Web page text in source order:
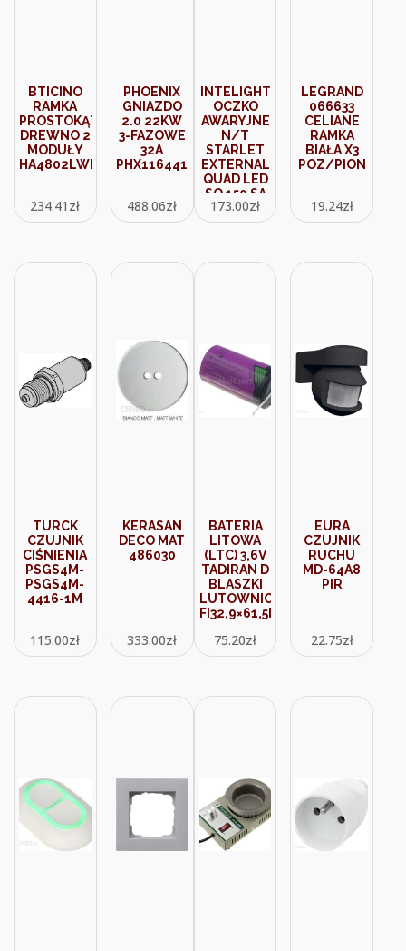
BTICINO
RAMKA
PROSTOKĄTNA
DREWNO 2
MODUŁY
HA4802LWE
234.41 zł
PHOENIX
GNIAZDO
2.0 22KW
3-FAZOWE
32A
PHX1164417
488.06zł
INTELIGHT
OCZKO
AWARYJNE
N/T
STARLET
EXTERNAL
QUAD LED
SO 150 SA
3H AT IP20
173.00zł
LEGRAND
066633
CELIANE
RAMKA
BIAŁA X3
POZ/PION
19.24zł
TURCK
CZUJNIK
CIŚNIENIA
PSGS4M-
PSGS4M-
4416-1M
115.00zł
KERASAN
DECO MAT
486030
333.00zł
BATERIA
LITOWA
(LTC) 3,6V
TADIRAN D
BLASZKI
LUTOWNICZE
FI32,9×61,5MM
75.20zł
EURA
CZUJNIK
RUCHU
MD-64A8
PIR
22.75zł